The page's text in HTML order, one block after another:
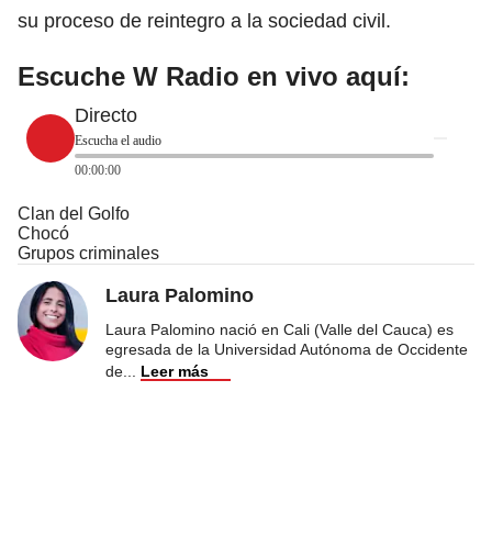
su proceso de reintegro a la sociedad civil.
Escuche W Radio en vivo aquí:
Directo
Escucha el audio
00:00:00
Clan del Golfo
Chocó
Grupos criminales
Laura Palomino
Laura Palomino nació en Cali (Valle del Cauca) es
egresada de la Universidad Autónoma de Occidente
de
Leer más